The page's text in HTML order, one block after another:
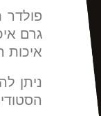
גרם
איכות
ניתן